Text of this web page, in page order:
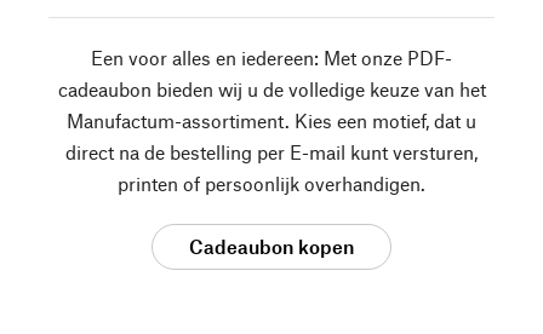
Een voor alles en iedereen: Met onze PDF-
cadeaubon bieden wij u de volledige keuze van het
Manufactum-assortiment. Kies een motief, dat u
direct na de bestelling per E-mail kunt versturen,
printen of persoonlijk overhandigen.
Cadeaubon kopen